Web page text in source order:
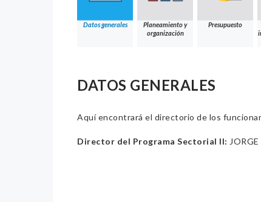
Datos generales
Planeamiento y
organización
Presupuesto
DATOS GENERALES
Aquí encontrará el directorio de los
Director del Programa Sectorial II: